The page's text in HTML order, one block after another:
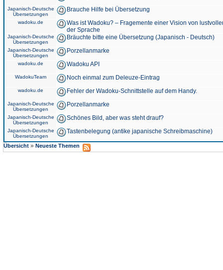
Japanisch-Deutsche
Übersetzungen
Brauche Hilfe bei Übersetzung
wadoku.de
Was ist Wadoku? – Fragemente einer Vision von
der Sprache
Japanisch-Deutsche
Übersetzungen
Bräuchte bitte eine Übersetzung (Japanisch - Deutsch)
Japanisch-Deutsche
Übersetzungen
Porzellanmarke
wadoku.de Wadoku API
WadokuTeam Noch einmal zum Deleuze-Eintrag
wadoku.de Fehler der Wadoku-Schnittstelle auf dem Handy.
Japanisch-Deutsche
Übersetzungen
Porzellanmarke
Japanisch-Deutsche
Übersetzungen
Schönes Bild, aber was steht drauf?
Japanisch-Deutsche
Übersetzungen
Tastenbelegung (antike japanische Schreibmaschine)
Übersicht » Neueste Themen